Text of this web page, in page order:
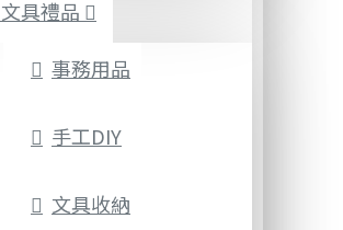
文具禮品
事務用品
手工DIY
文具收納